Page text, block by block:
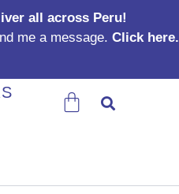
all across Peru!
me a message. Click here.
Carrito